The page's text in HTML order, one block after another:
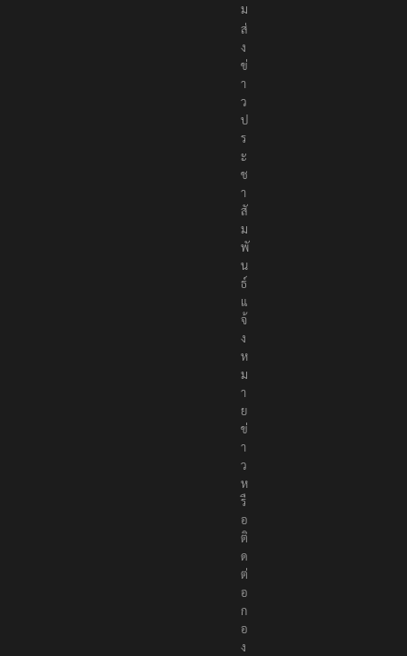
ม
ส่
ง
ข่
า
ว
ป
ร
ะ
ช
า
สั
ม
พั
น
ธ์
แ
จ้
ง
ห
ม
า
ย
ข่
า
ว
ห
รื
อ
ติ
ด
ต่
อ
ก
อ
ง